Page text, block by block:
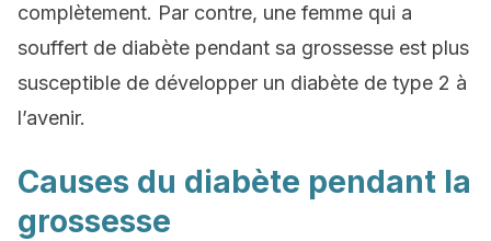
complètement. Par contre, une femme qui a
souffert de diabète pendant sa grossesse est plus
susceptible de développer un diabète de type 2 à
l’avenir.
Causes du diabète pendant la
grossesse